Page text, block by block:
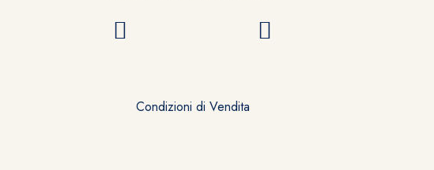
Condizioni di Vendita